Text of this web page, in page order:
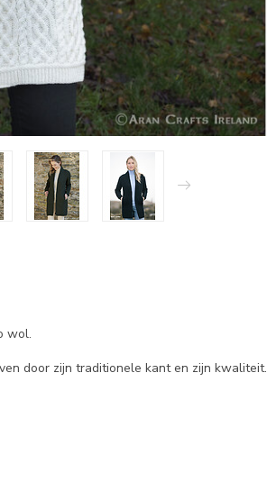
wol.
door zijn traditionele kant en zijn kwaliteit.